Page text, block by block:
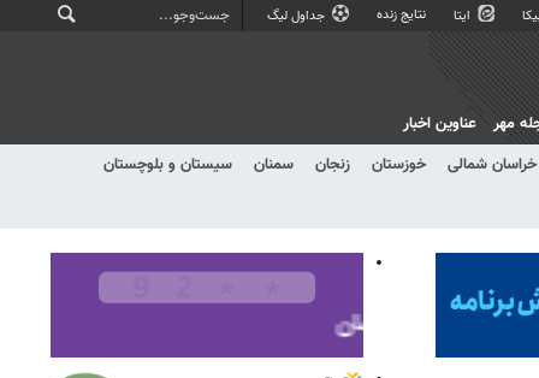
ایتا نتایج زنده جداول لیگ
خراسان شمالی خوزستان زنجان سمنان
سیستان و بلوچستان
مهر عناوین اخبار